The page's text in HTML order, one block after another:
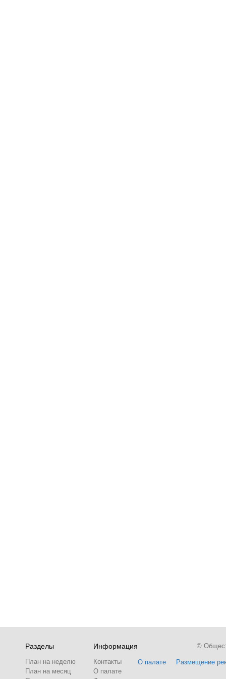
Разделы
План на неделю
План на месяц
Информация
Контакты
О палате
О палате Размещение
©